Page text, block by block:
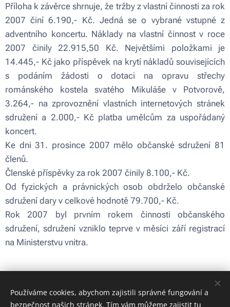
Příloha k závěrce shrnuje, že tržby z vlastní činnosti za rok
2007 činí 6.190,- Kč. Jedná se o vybrané vstupné z
adventního koncertu. Náklady na vlastní činnost v roce
2007 činily 22.915,50 Kč. Největšími položkami je
14.445,- Kč jako příspěvek na krytí nákladů souvisejících
s podáním žádosti o dotaci na opravu střechy
románského kostela svatého Mikuláše v Potvorově,
3.264,- na zprovoznění vlastních internetových stránek
sdružení a 2.000,- Kč platba umělcům za uspořádaný
koncert.
Ke dni 31. prosince 2007 mělo občanské sdružení 81
členů.
Členské příspěvky za rok 2007 činily 8.100,- Kč.
Od fyzických a právnických osob obdrželo občanské
sdružení dary v celkové hodnotě 79.700,- Kč.
Rok 2007 byl prvním rokem činnosti občanského
sdružení, sdružení vzniklo teprve v měsíci září registrací
na Ministerstvu vnitra.
Používáme cookies, abychom zajistili správné fungování a
bezpečnost našich stránek. Tím vám můžeme zajistit tu